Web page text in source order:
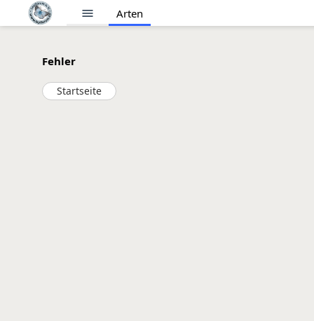
menu Arten
Fehler
Startseite